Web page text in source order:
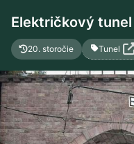
Električkový
20. storočie Tunel